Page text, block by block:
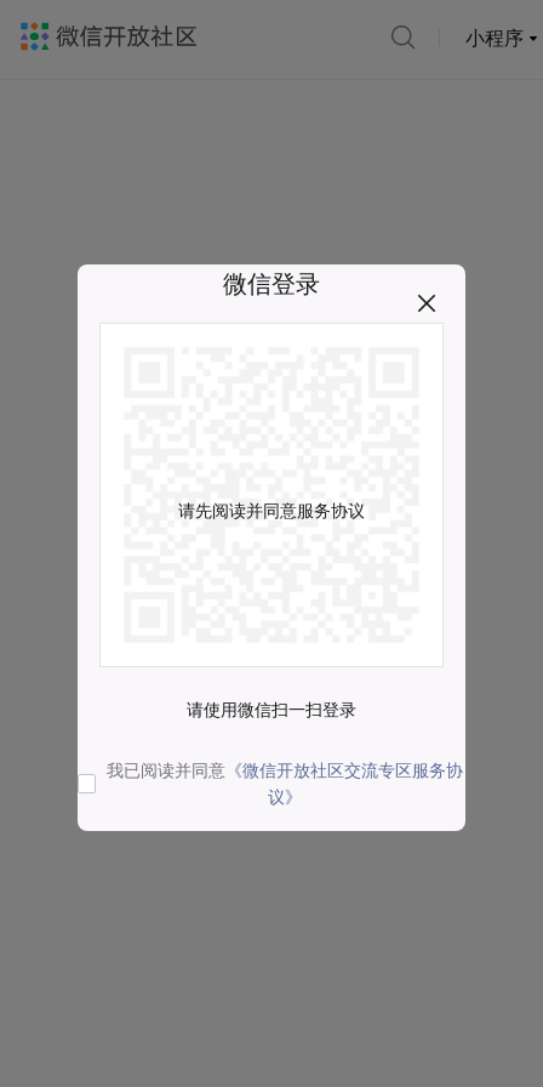
小程序
微信登录
请先阅读并同意服务协议
请使用微信扫一扫登录
我已阅读并同意 《微信开放社区交流专区服务协
议》